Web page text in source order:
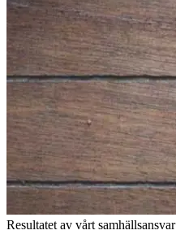
Resultatet av vårt samhällsansvar